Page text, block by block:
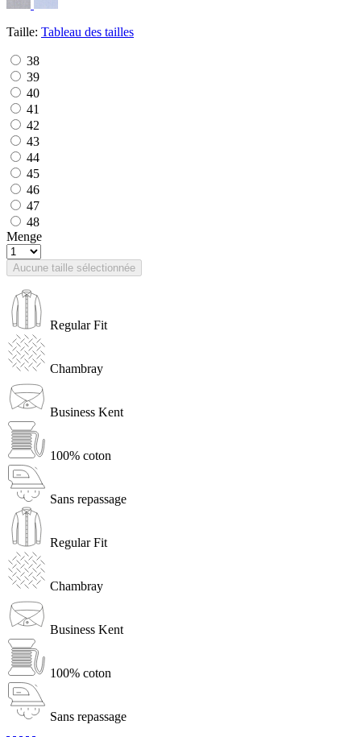
Taille: Tableau des tailles
38
39
40
41
42
43
44
45
46
47
48
Menge
Aucune taille sélectionnée
Regular Fit
Chambray
Business Kent
100% coton
Sans repassage
Regular Fit
Chambray
Business Kent
100% coton
Sans repassage